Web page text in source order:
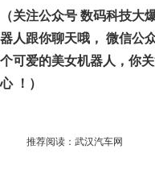
（关注公众号 数码科技大
器人跟你聊天哦， 微信公
个可爱的美女机器人，你
心 ！）
推荐阅读： 武汉汽车网